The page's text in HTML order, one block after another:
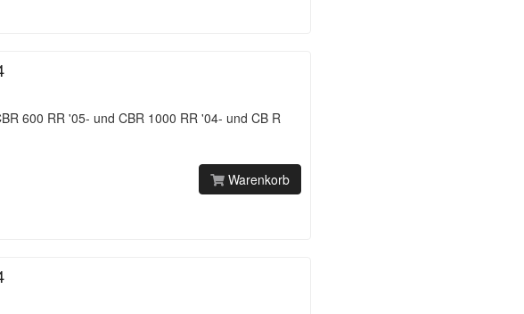
600 RR '05- und CBR 1000 RR '04- und CB R
Warenkorb